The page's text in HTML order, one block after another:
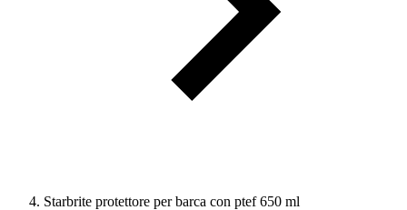
Starbrite protettore per barca con ptef 650 ml